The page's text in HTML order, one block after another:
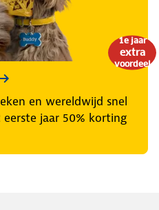
1e jaar
extra
voordeel
en wereldwijd snel
jaar 50% korting